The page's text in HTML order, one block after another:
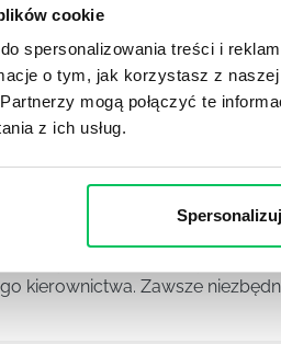
cookie
spersonalizowania treści i
o tym, jak korzystasz z
mogą połączyć te
z ich usług.
Spersonalizuj
osoby wchodzące w skład
ZESPOŁU
(i mniejszej) firmie
raz się z nim spotkała.
MIEĆ BRYGADZISTA?
i kompetentnych
kierownictwa. Zawsze